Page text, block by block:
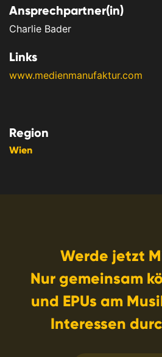
Ansprechpartner(in)
Charlie Bader
Links
www.medienmanufaktur.com
Region
Wien
Werde jetzt
Nur gemeinsam
und EPUs am
Interessen